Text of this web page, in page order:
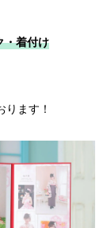
・着付け
ます！